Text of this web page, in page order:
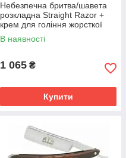
Небезпечна бритва/шавета
розкладна Straight Razor +
крем для гоління жорсткої
щетини Proraso Red 100 мл
В наявності
1 065 ₴
Купити